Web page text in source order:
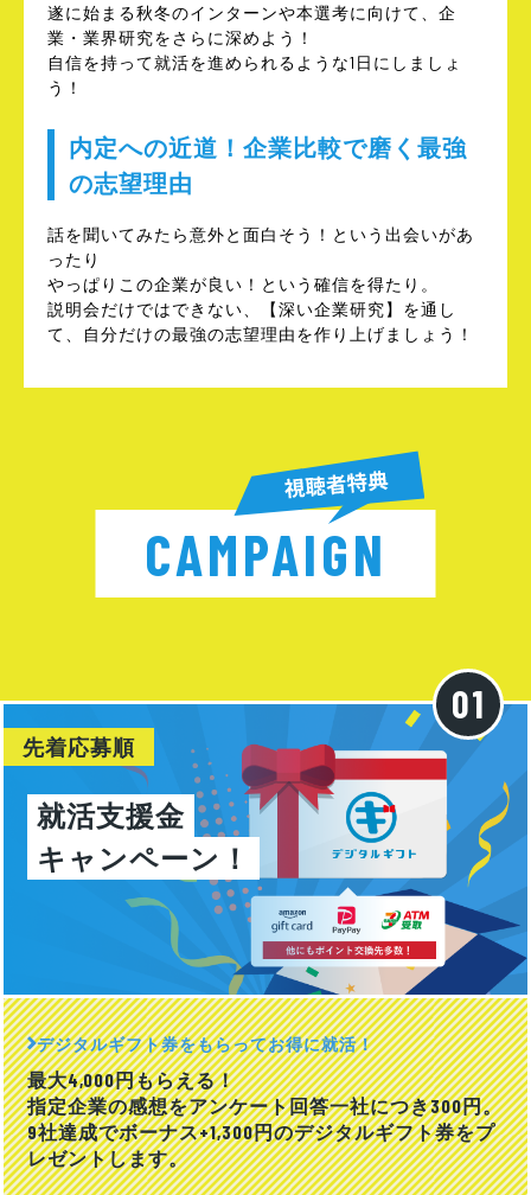
遂に始まる秋冬のインターンや本選考に向けて、企
業・業界研究をさらに深めよう！
自信を持って就活を進められるような1日にしましょ
う！
内定への近道！企業比較で磨く最強
の志望理由
話を聞いてみたら意外と面白そう！という出会いがあ
ったり
やっぱりこの企業が良い！という確信を得たり。
説明会だけではできない、【深い企業研究】を通し
て、自分だけの最強の志望理由を作り上げましょう！
CAMPAIGN
先着応募順
就活支援金
キャンペーン！
デジタルギフト券をもらってお得に就活！
最大4,000円もらえる！
指定企業の感想をアンケート回答一社につき300円。
9社達成でボーナス+1,300円のデジタルギフト券をプ
レゼントします。